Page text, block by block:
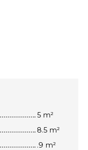
5 m²
8.5 m²
.9 m²